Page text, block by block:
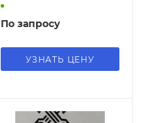
По запросу
УЗНАТЬ ЦЕНУ